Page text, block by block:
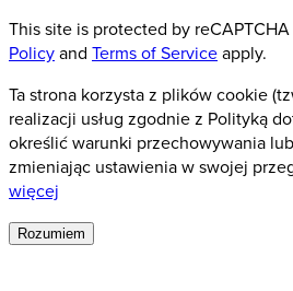
This site is protected by
Policyand Terms of Serviceapply.
Ta strona korzysta z plików cookie
realizacji usług zgodnie z Polityką
określić warunki przechowywania
zmieniając ustawienia w swojej
więcej
Rozumiem